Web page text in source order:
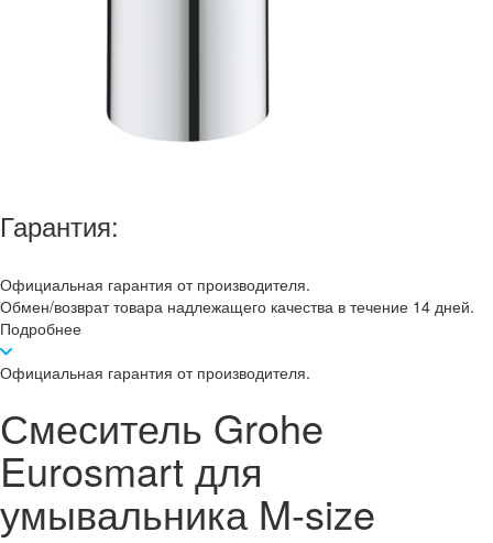
Гарантия:
Официальная гарантия от производителя.
Обмен/возврат товара надлежащего качества в течение 14 дней.
Подробнее
Официальная гарантия от производителя.
Смеситель Grohe
Eurosmart для
умывальника M-size